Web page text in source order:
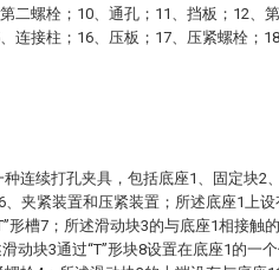
二螺栓；10、通孔；11、挡板；12、
连接柱；16、压板；17、压紧螺栓；
连续打孔夹具，包括底座1、固定块2、
夹紧装置和压紧装置；所述底座1上设
形槽7；所述滑动块3的与底座1相接触
动块3通过“T”形块8设置在底座1的一